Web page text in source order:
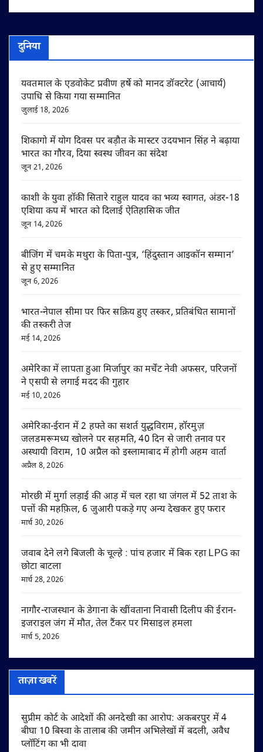
दुनिया
यवतमाल के एडवोकेट प्रवीण हर्षे को मानद डॉक्टरेट (आचार्य)
उपाधि से किया गया सम्मानित
जुलाई 18, 2026
शिकागो में योग दिवस पर बड़ौत के मास्टर उदयभान सिंह ने बढ़ाया
भारत का गौरव, दिया स्वस्थ जीवन का संदेश
जून 21, 2026
काशी के युवा हॉकी सितारे राहुल यादव का भव्य स्वागत, अंडर-18
एशिया कप में भारत को दिलाई ऐतिहासिक जीत
जून 14, 2026
बीजिंग में चमके मथुरा के पिता-पुत्र, ‘हिंदुस्तान आइकॉन सम्मान’
से हुए सम्मानित
जून 6, 2026
भारत-नेपाल सीमा पर फिर सक्रिय हुए तस्कर, प्रतिबंधित सामानों
की तस्करी तेज
मई 14, 2026
अमेरिका में लापता हुआ मिर्जापुर का मर्चेंट नेवी अफसर, परिजनों
ने एसपी से लगाई मदद की गुहार
मई 10, 2026
अमेरिका-ईरान में 2 हफ्ते का सशर्त युद्धविराम, हॉरमुज़
जलडमरूमध्य खोलने पर सहमति, 40 दिन से जारी तनाव पर
अस्थायी विराम, 10 अप्रैल को इस्लामाबाद में होगी अहम वार्ता
अप्रैल 8, 2026
मोरछी में मुर्गा लड़ाई की आड़ में चल रहा था जंगल में 52 ताश के
पत्तों की महफ़िल, 6 जुआरी पकड़े गए अन्य देखकर हुए फरार
मार्च 30, 2026
जवाब देने लगे बिजली के चूल्हे : पांच हजार में बिक रहा LPG का
छोटा बाटला
मार्च 28, 2026
नागौर-राजस्थान के डेगाना के खींवताना निवासी दिलीप की ईरान-
इजराइल जंग में मौत, तेल टैंकर पर मिसाइल हमला
मार्च 5, 2026
ताज़ा खबरें
सुप्रीम कोर्ट के आदेशों की अनदेखी का आरोप: अकबरपुर में 4
बीघा 10 बिस्वा के तालाब की जमीन अभिलेखों में बदली, अवैध
प्लॉटिंग का भी दावा